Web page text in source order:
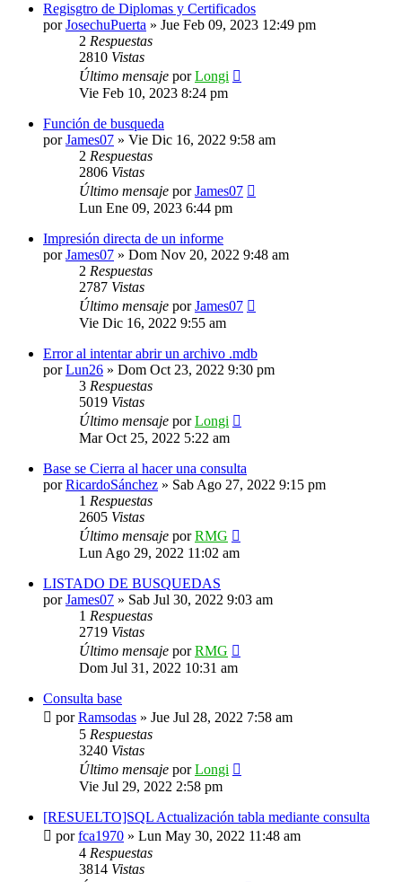
Regisgtro de Diplomas y Certificados
porJosechuPuerta » Jue Feb 09, 2023 12:49 pm
2 Respuestas
2810 Vistas
Último mensaje porLongi
Vie Feb 10, 2023 8:24 pm
Función de busqueda
porJames07 » Vie Dic 16, 2022 9:58 am
2 Respuestas
2806 Vistas
Último mensaje porJames07
Lun Ene 09, 2023 6:44 pm
Impresión directa de un informe
porJames07 » Dom Nov 20, 2022 9:48 am
2 Respuestas
2787 Vistas
Último mensaje porJames07
Vie Dic 16, 2022 9:55 am
Error al intentar abrir un archivo .mdb
porLun26 » Dom Oct 23, 2022 9:30 pm
3 Respuestas
5019 Vistas
Último mensaje porLongi
Mar Oct 25, 2022 5:22 am
Base se Cierra al hacer una consulta
porRicardoSánchez » Sab Ago 27, 2022 9:15 pm
1 Respuestas
2605 Vistas
Último mensaje porRMG
Lun Ago 29, 2022 11:02 am
LISTADO DE BUSQUEDAS
porJames07 » Sab Jul 30, 2022 9:03 am
1 Respuestas
2719 Vistas
Último mensaje porRMG
Dom Jul 31, 2022 10:31 am
Consulta base
porRamsodas » Jue Jul 28, 2022 7:58 am
5 Respuestas
3240 Vistas
Último mensaje porLongi
Vie Jul 29, 2022 2:58 pm
[RESUELTO]SQL Actualización tabla mediante consulta
porfca1970 » Lun May 30, 2022 11:48 am
4 Respuestas
3814 Vistas